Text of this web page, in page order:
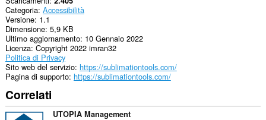
Categoria Accessibilità
Versione 1.1
Dimensione 5,9 KB
Ultimo aggiornamento 10 Gennaio 2022
Licenza Copyright 2022 imran32
Politica di Privacy
Sito web del servizio https://sublimationtools.com/
Pagina di supporto https://sublimationtools.com/
Correlati
UTOPIA Management